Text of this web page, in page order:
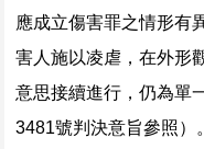
應成立傷害罪之情形有
害人施以凌虐，在外形
意思接續進行，仍為單
3481號判決意旨參照）